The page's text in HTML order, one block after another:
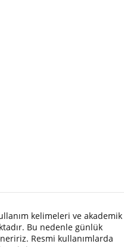
kelimeleri ve akademik
Bu nedenle günlük
Resmi kullanımlarda